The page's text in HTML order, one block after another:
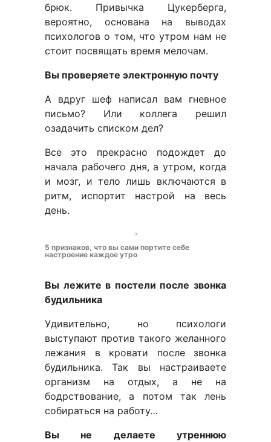
брюк. Привычка Цукерберга,
вероятно, основана на выводах
психологов о том, что утром нам не
стоит посвящать время мелочам.
Вы проверяете электронную почту
А вдруг шеф написал вам гневное
письмо? Или коллега решил
озадачить списком дел?
Все это прекрасно подождет до
начала рабочего дня, а утром, когда
и мозг, и тело лишь включаются в
ритм, испортит настрой на весь
день.
5 признаков, что вы сами портите себе
настроение каждое утро
Вы лежите в постели после звонка
будильника
Удивительно, но психологи
выступают против такого желанного
лежания в кровати после звонка
будильника. Так вы настраиваете
организм на отдых, а не на
бодрствование, а потом так лень
собираться на работу…
Вы не делаете утреннюю